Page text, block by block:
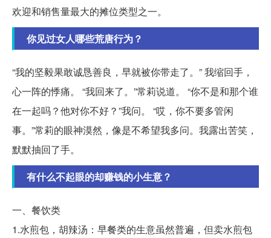
欢迎和销售量最大的摊位类型之一。
你见过女人哪些荒唐行为？
“我的坚毅果敢诚恳善良，早就被你带走了。” 我缩回手，
心一阵的悸痛。 “我回来了。”常莉说道。 “你不是和那个谁
在一起吗？他对你不好？”我问。 “哎，你不要多管闲
事。”常莉的眼神漠然，像是不希望我多问。我露出苦笑，
默默抽回了手。
有什么不起眼的却赚钱的小生意？
一、餐饮类
1.水煎包，胡辣汤：早餐类的生意虽然普遍，但卖水煎包